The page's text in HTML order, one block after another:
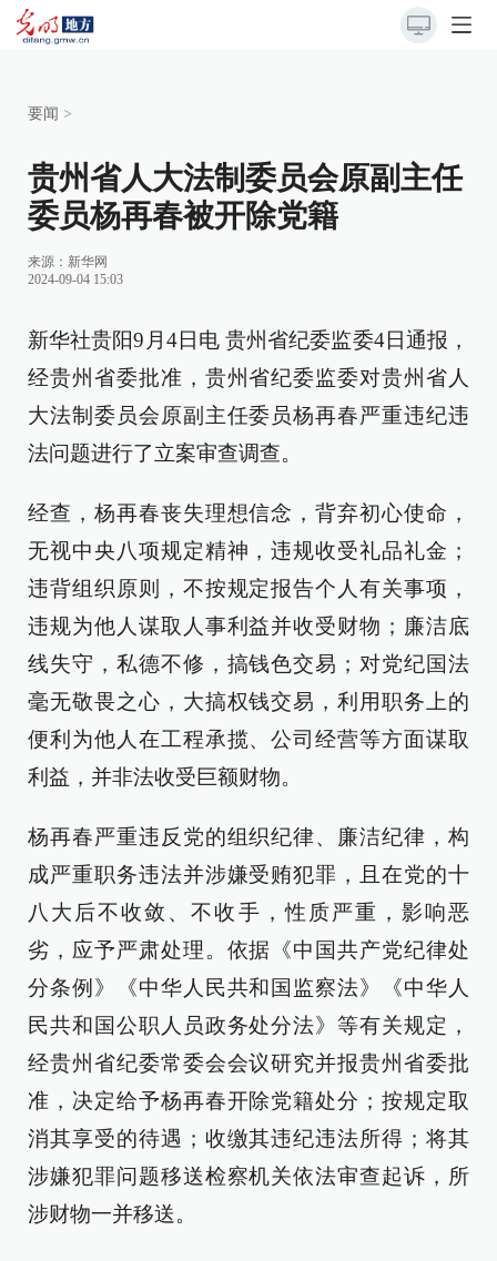
要闻 >
贵州省人大法制委员会原副主任
委员杨再春被开除党籍
来源： 新华网
2024-09-04 15:03
新华社贵阳9月4日电 贵州省纪委监委4日通报，
经贵州省委批准，贵州省纪委监委对贵州省人
大法制委员会原副主任委员杨再春严重违纪违
法问题进行了立案审查调查。
经查，杨再春丧失理想信念，背弃初心使命，
无视中央八项规定精神，违规收受礼品礼金；
违背组织原则，不按规定报告个人有关事项，
违规为他人谋取人事利益并收受财物；廉洁底
线失守，私德不修，搞钱色交易；对党纪国法
毫无敬畏之心，大搞权钱交易，利用职务上的
便利为他人在工程承揽、公司经营等方面谋取
利益，并非法收受巨额财物。
杨再春严重违反党的组织纪律、廉洁纪律，构
成严重职务违法并涉嫌受贿犯罪，且在党的十
八大后不收敛、不收手，性质严重，影响恶
劣，应予严肃处理。依据《中国共产党纪律处
分条例》《中华人民共和国监察法》《中华人
民共和国公职人员政务处分法》等有关规定，
经贵州省纪委常委会会议研究并报贵州省委批
准，决定给予杨再春开除党籍处分；按规定取
消其享受的待遇；收缴其违纪违法所得；将其
涉嫌犯罪问题移送检察机关依法审查起诉，所
涉财物一并移送。